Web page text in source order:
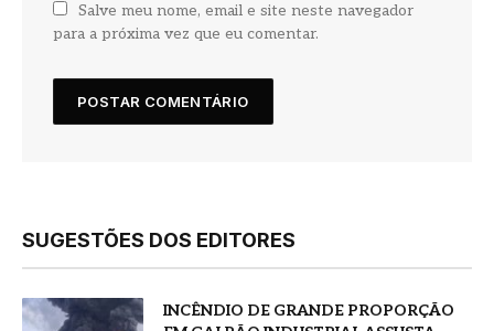
Salve meu nome, email e site neste navegador
para a próxima vez que eu comentar.
SUGESTÕES DOS EDITORES
INCÊNDIO DE GRANDE PROPORÇÃO